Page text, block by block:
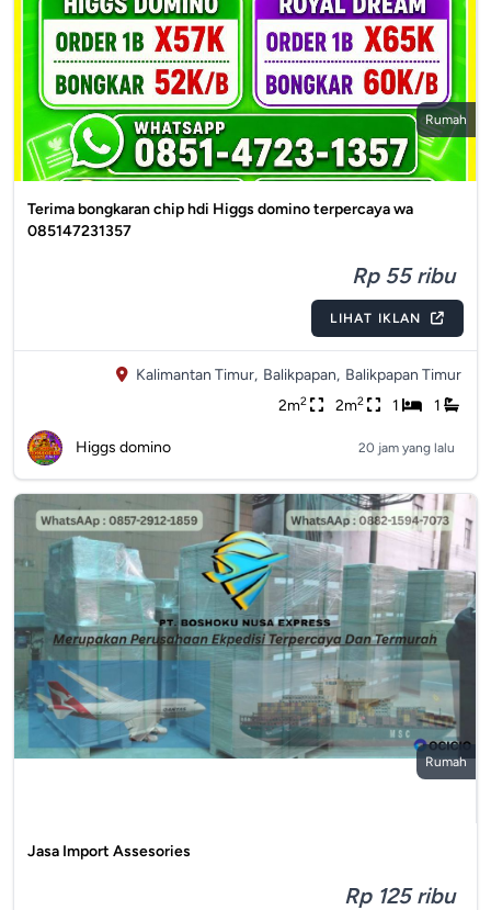
Rumah
Terima bongkaran chip hdi Higgs domino terpercaya wa
085147231357
Rp 55 ribu
LIHAT IKLAN
Kalimantan Timur, Balikpapan, Balikpapan Timur
2m2 2m2 1 1
Higgs domino 20 jam yang lalu
Rumah
Jasa Import Assesories
Rp 125 ribu